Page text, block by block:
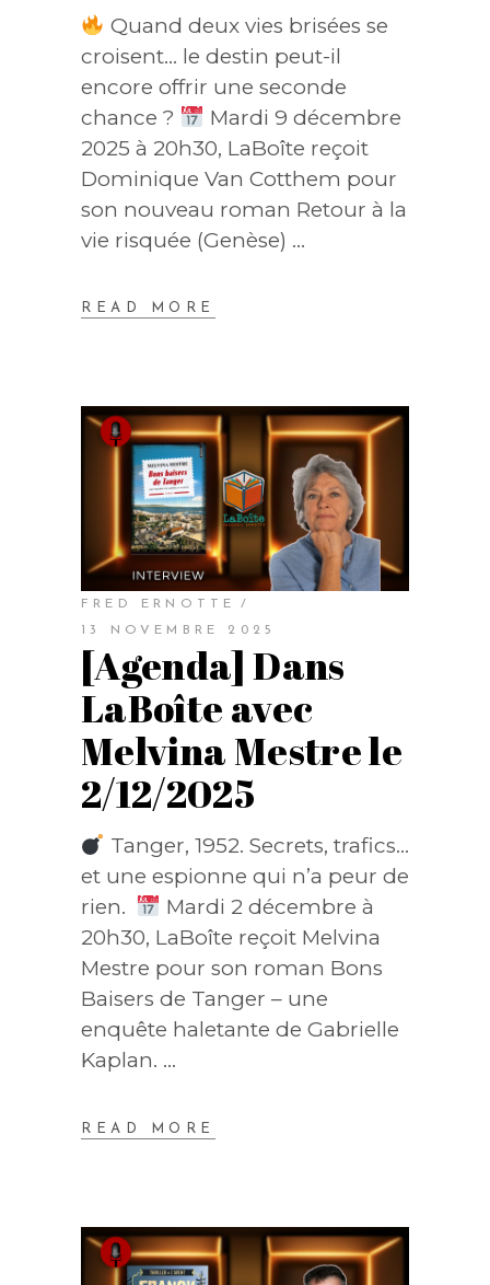
Quand deux vies brisées se
croisent… le destin peut-il
encore offrir une seconde
chance ?
Mardi 9 décembre
2025 à 20h30, LaBoîte reçoit
Dominique Van Cotthem pour
son nouveau roman Retour à la
vie risquée (Genèse)
READ MORE
FRED ERNOTTE
13 NOVEMBRE 2025
[Agenda] Dans
LaBoîte avec
Melvina Mestre le
2/12/2025
Tanger, 1952. Secrets, trafics…
et une espionne qui n’a peur de
rien.
Mardi 2 décembre à
20h30, LaBoîte reçoit Melvina
Mestre pour son roman Bons
Baisers de Tanger – une
enquête haletante de Gabrielle
Kaplan.
READ MORE